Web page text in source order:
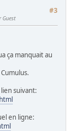
#3
Guest
ça manquait au
suivant:
en ligne: